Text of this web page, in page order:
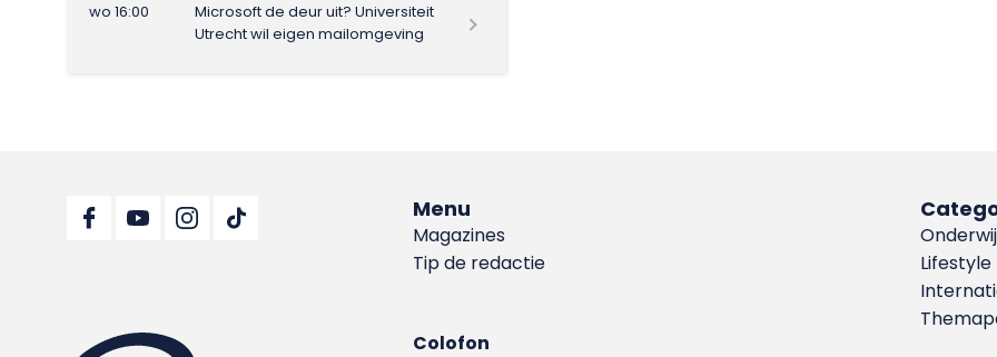
wo 16:00
Microsoft de deur uit? Universiteit
Utrecht wil eigen mailomgeving
Menu
Magazines
Tip de redactie
Lifestyle
Colofon